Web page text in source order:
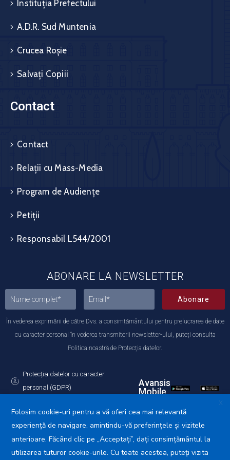
Instituția Prefectului
A.D.R. Sud Muntenia
Crucea Roșie
Salvați Copiii
Contact
Contact
Relații cu Mass-Media
Program de Audiențe
Petiții
Responsabil L544/2001
ABONARE LA NEWSLETTER
Abonare
În vederea exprimării de către Dvs. a consimțământului pentru prelucrarea de date
cu caracter personal în vederea transmiterii newsletter-ului, puteți consulta
Politica noastră de Protecția datelor.
Protecția datelor cu caracter
personal (GDPR)
Avansis
Mobile
Primăria Municipiului Călărași © 2025. Toate drepturile
X
Folosim cookie-uri pentru a vă oferi cea mai relevantă
experiență de navigare, amintindu-vă preferințele și vizitele
anterioare. Făcând clic pe „Acceptați”, dați consimțământul la
utilizarea tuturor cookie-urile. Cu toate acestea, puteți vizita